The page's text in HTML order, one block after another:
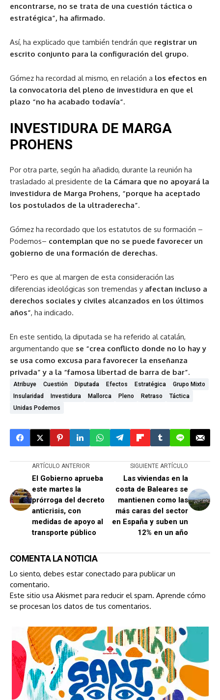
encontrarse, no se trata de una cuestión táctica o
estratégica”, ha afirmado.
Así, ha explicado que también tendrán que registrar un
escrito conjunto para la configuración del grupo.
Gómez ha recordad al mismo, en relación a los efectos en
la convocatoria del pleno de investidura en que el
plazo “no ha acabado todavía”.
INVESTIDURA DE MARGA
PROHENS
Por otra parte, según ha añadido, durante la reunión ha
trasladado al presidente de la Cámara que no apoyará la
investidura de Marga Prohens, “porque ha aceptado
los postulados de la ultraderecha”.
Gómez ha recordado que los estatutos de su formación –
Podemos– contemplan que no se puede favorecer un
gobierno de una formación de derechas.
“Pero es que al margen de esta consideración las
diferencias ideológicas son tremendas y afectan incluso a
derechos sociales y civiles alcanzados en los últimos
años”, ha indicado.
En este sentido, la diputada se ha referido al catalán,
argumentando que se “crea conflicto donde no lo hay y
se usa como excusa para favorecer la enseñanza
privada” y a la “famosa libertad de barra de bar”.
Atribuye Cuestión Diputada Efectos Estratégica
Grupo Mixto
Insularidad
Investidura Mallorca Pleno Retraso
Táctica
Unidas Podemos
ARTÍCULO ANTERIOR
El Gobierno aprueba
este martes la
prórroga del decreto
anticrisis, con
medidas de apoyo al
transporte público
SIGUIENTE ARTÍCULO
Las viviendas en la
costa de Baleares se
mantienen como las
más caras del sector
en España y suben un
12% en un año
COMENTA LA NOTICIA
Lo siento, debes estar conectado para publicar un
comentario.
Este sitio usa Akismet para reducir el spam. Aprende cómo
se procesan los datos de tus comentarios.